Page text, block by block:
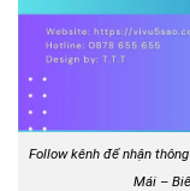
Follow kênh để nhận
Mái –